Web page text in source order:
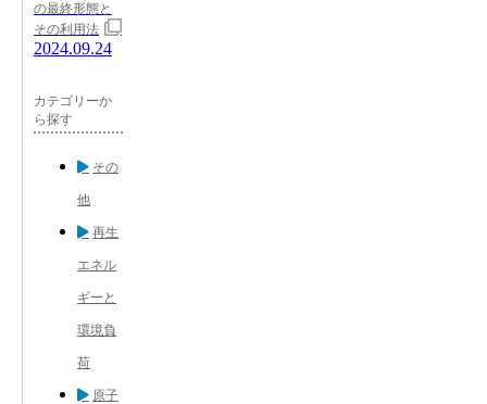
の最終形態と
その利用法
2024.09.24
カテゴリーか
ら探す
その
他
再生
エネル
ギーと
環境負
荷
原子